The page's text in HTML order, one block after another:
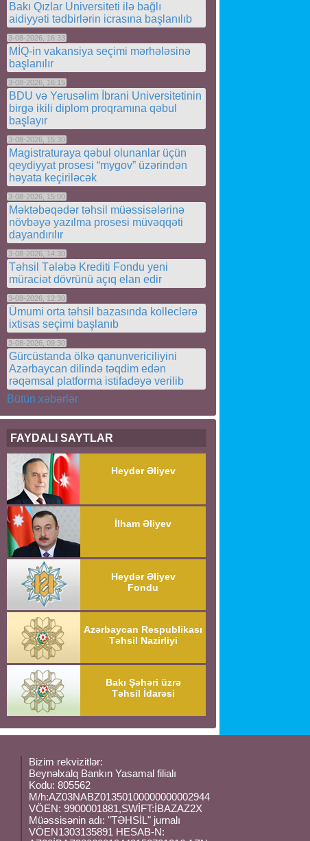
Bakı Qızlar Universiteti ilə bağlı
aidiyyəti tədbirlərin icrasına başlanılıb
3-08-2026, 16:33
MİQ-in vakansiya seçimi mərhələsinə
başlanılır
3-08-2026, 16:15
BDU və Yerusəlim İbrani Universitetinin
birgə ikili diplom proqramına qəbul
başlayır
3-08-2026, 15:30
Magistraturaya qəbul olunanlar üçün
qeydiyyat prosesi “mygov” üzərindən
həyata keçiriləcək
3-08-2026, 15:00
Məktəbəqədər təhsil müəssisələrinə
növbəyə yazılma prosesi müvəqqəti
dayandırılır
3-08-2026, 14:30
Təhsil Tələbə Krediti Fondu yeni
müraciət dövrünü açıq elan edir
3-08-2026, 12:30
Ümumi orta təhsil bazasında kolleclərə
ixtisas seçimi başlanıb
3-08-2026, 09:30
Gürcüstanda ölkə qanunvericiliyini
Azərbaycan dilində təqdim edən
rəqəmsal platforma istifadəyə verilib
Bütün xəbərlər
FAYDALI SAYTLAR
Heydər Əliyev
İlham Əliyev
Heydər Əliyev
Fondu
Azərbaycan Respublikası
Təhsil Nazirliyi
Bakı Şəhəri üzrə
Təhsil İdarəsi
Bizim rekvizitlər:
Beynəlxalq Bankın Yasamal filialı
Kodu: 805562
M/h:AZ03NABZ01350100000000002944
VÖEN: 9900001881,SWİFT:İBAZAZ2X
Müəssisənin adı: "TƏHSİL" jurnalı
VÖEN1303135891 HESAB-N: